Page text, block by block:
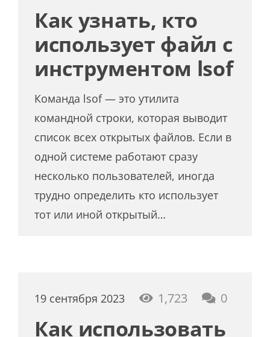
Как узнать, кто
использует файл с
инструментом lsof
Команда lsof — это утилита
командной строки, которая выводит
список всех открытых файлов. Если в
одной системе работают сразу
несколько пользователей, иногда
трудно определить кто использует
тот или иной открытый…
19 сентября 2023 1,723 0
Как использовать